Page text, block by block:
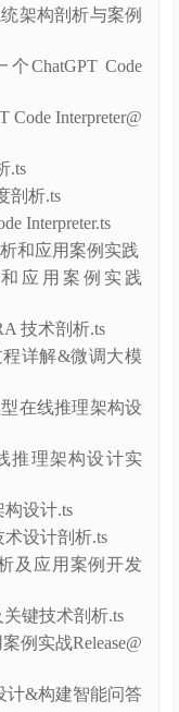
剖析.ts
深度剖析.ts
架构剖析与案例
ChatGPT Code
Interpreter@
.ts
剖析.ts
Interpreter.ts
和应用案例实践
应用案例实践
技术剖析.ts
程详解&微调大模
在线推理架构设
推理架构设计实
设计.ts
设计剖析.ts
及应用案例开发
键技术剖析.ts
例实战Release@